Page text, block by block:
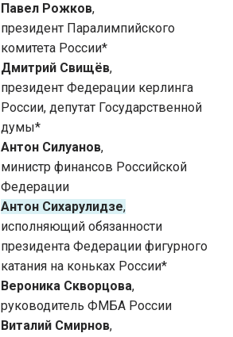
Павел Рожков,
президент Паралимпийского
комитета России*
Дмитрий Свищёв,
президент Федерации керлинга
России, депутат Государственной
думы*
Антон Силуанов,
министр финансов Российской
Федерации
Антон Сихарулидзе,
исполняющий обязанности
президента Федерации фигурного
катания на коньках России*
Вероника Скворцова,
руководитель ФМБА России
Виталий Смирнов,